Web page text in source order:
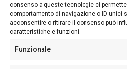
consenso a queste tecnologie ci
comportamento di navigazione o ID unici
acconsentire o ritirare il consenso può
caratteristiche e funzioni.
Funzionale
Follow Us